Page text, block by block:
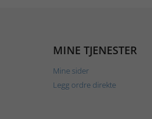
MINE TJENESTER
Mine sider
Legg ordre direkte